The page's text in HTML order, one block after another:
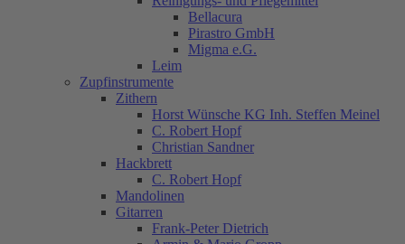
Bellacura
Pirastro GmbH
Migma e.G.
Leim
Zupfinstrumente
Zithern
Horst Wünsche KG Inh. Steffen Meinel
C. Robert Hopf
Christian Sandner
Hackbrett
C. Robert Hopf
Mandolinen
Gitarren
Frank-Peter Dietrich